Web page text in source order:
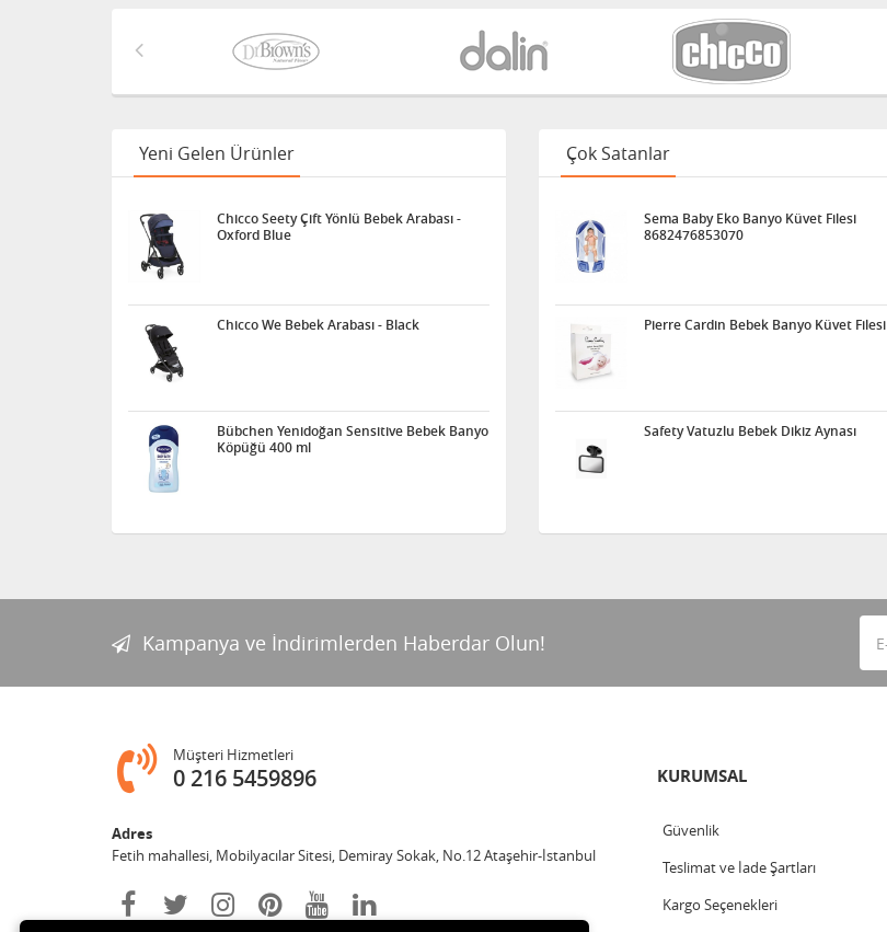
Yeni Gelen Ürünler
Chicco Seety Çift Yönlü Bebek Arabası -
Oxford Blue
Chicco We Bebek Arabası - Black
Bübchen Yenidoğan Sensitive Bebek Banyo
Köpüğü 400 ml
Çok Satanlar
Sema Baby Eko Banyo Küvet Filesi
8682476853070
Pierre Cardin Bebek Banyo Küvet Filesi
Safety Vatuzlu Bebek Dikiz Aynası
Kampanya ve İndirimlerden Haberdar Olun!
Müşteri Hizmetleri
0 216 5459896
Adres
Fetih mahallesi, Mobilyacılar Sitesi, Demiray Sokak, No.12 Ataşehir-İstanbul
KURUMSAL
Güvenlik
Teslimat ve İade Şartları
Kargo Seçenekleri